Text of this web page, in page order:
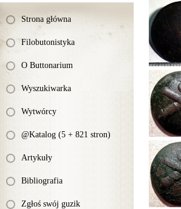
Strona główna
Filobutonistyka
O Buttonarium
Wyszukiwarka
Wytwórcy
@Katalog (5 + 821 stron)
Artykuły
Bibliografia
Zgłoś swój guzik